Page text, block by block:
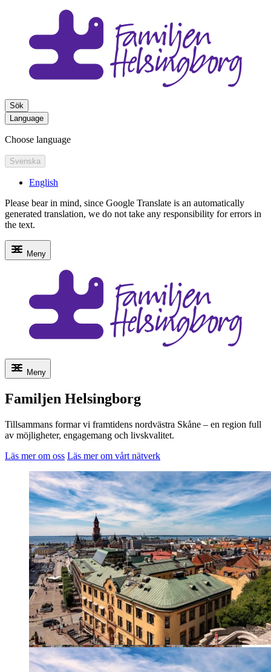
Sök
Language
Choose language
Svenska
English
Please bear in mind, since Google Translate is an automatically
generated translation, we do not take any responsibility for errors in
the text.
Meny
Meny
Familjen Helsingborg
Tillsammans formar vi framtidens nordvästra Skåne – en region full
av möjligheter, engagemang och livskvalitet.
Läs mer om oss Läs mer om vårt nätverk